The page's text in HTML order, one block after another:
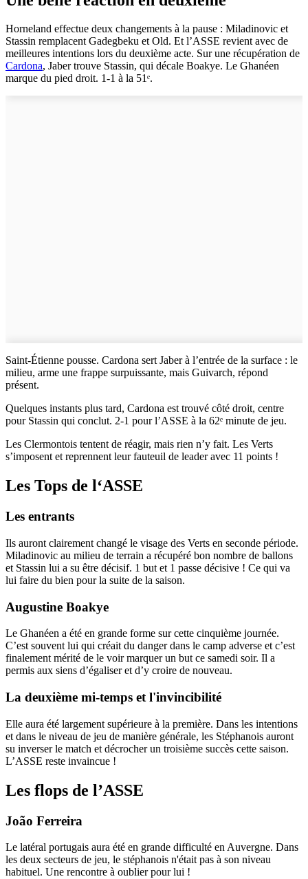
Horneland effectue deux changements à la pause : Miladinovic et
Stassin remplacent Gadegbeku et Old. Et l’ASSE revient avec de
meilleures intentions lors du deuxième acte. Sur une récupération de
Cardona, Jaber trouve Stassin, qui décale Boakye. Le Ghanéen
marque du pied droit. 1-1 à la 51ᵉ.
Saint-Étienne pousse. Cardona sert Jaber à l’entrée de la surface : le
milieu, arme une frappe surpuissante, mais Guivarch, répond
présent.
Quelques instants plus tard, Cardona est trouvé côté droit, centre
pour Stassin qui conclut. 2-1 pour l’ASSE à la 62ᵉ minute de jeu.
Les Clermontois tentent de réagir, mais rien n’y fait. Les Verts
s’imposent et reprennent leur fauteuil de leader avec 11 points !
Les Tops de l‘ASSE
Les entrants
Ils auront clairement changé le visage des Verts en seconde période.
Miladinovic au milieu de terrain a récupéré bon nombre de ballons
et Stassin lui a su être décisif. 1 but et 1 passe décisive ! Ce qui va
lui faire du bien pour la suite de la saison.
Augustine Boakye
Le Ghanéen a été en grande forme sur cette cinquième journée.
C’est souvent lui qui créait du danger dans le camp adverse et c’est
finalement mérité de le voir marquer un but ce samedi soir. Il a
permis aux siens d’égaliser et d’y croire de nouveau.
La deuxième mi-temps et l'invincibilité
Elle aura été largement supérieure à la première. Dans les intentions
et dans le niveau de jeu de manière générale, les Stéphanois auront
su inverser le match et décrocher un troisième succès cette saison.
L’ASSE reste invaincue !
Les flops de l’ASSE
João Ferreira
Le latéral portugais aura été en grande difficulté en Auvergne. Dans
les deux secteurs de jeu, le stéphanois n'était pas à son niveau
habituel. Une rencontre à oublier pour lui !